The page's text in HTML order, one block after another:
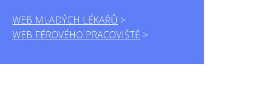
WEB MLADÝCH LÉKAŘŮ
WEB FÉROVÉHO PRACOVIŠTĚ